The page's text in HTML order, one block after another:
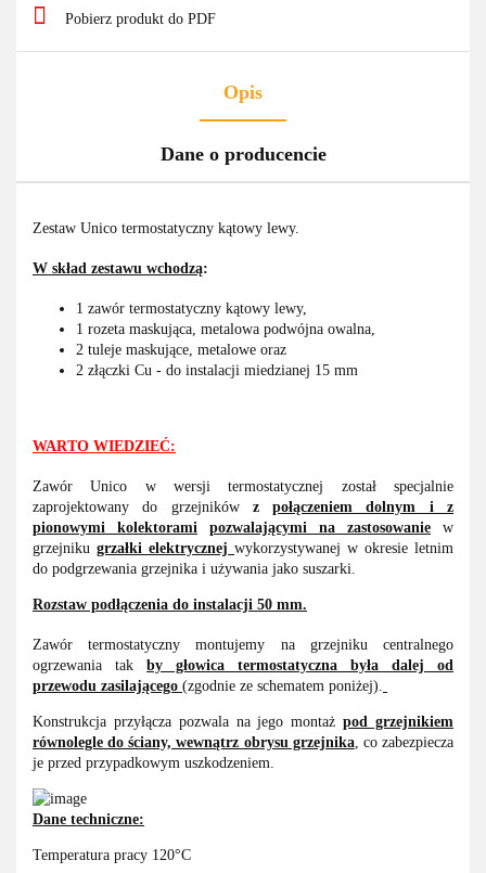
Pobierz produkt do PDF
Opis
Dane o producencie
Zestaw Unico termostatyczny kątowy lewy.
W skład zestawu wchodzą:
1 zawór termostatyczny kątowy lewy,
1 rozeta maskująca, metalowa podwójna owalna,
2 tuleje maskujące, metalowe oraz
2 złączki Cu - do instalacji miedzianej 15 mm
WARTO WIEDZIEĆ:
Zawór Unico w wersji termostatycznej został specjalnie
zaprojektowany do grzejników zpołączeniem dolnym i z
pionowymi kolektorami
pozwalającymi na zastosowanie w
grzejniku grzałki elektrycznej wykorzystywanej w okresie letnim
do podgrzewania grzejnika i używania jako suszarki.
Rozstaw podłączenia do instalacji 50 mm.
Zawór termostatyczny montujemy na grzejniku centralnego
ogrzewania tak by głowica termostatyczna była dalej od
przewodu zasilającego (zgodnie ze schematem poniżej).
Konstrukcja przyłącza pozwala na jego montażpod grzejnikiem
równolegle do ściany, wewnątrz obrysu grzejnika, co zabezpiecza
je przed przypadkowym uszkodzeniem.
Dane techniczne:
Temperatura pracy 120°C